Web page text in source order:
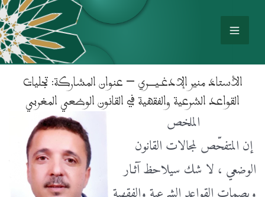
الأستاذ منير الإدغـيـــري – عنوان المشاركة: تجليات
القواعد الشرعية والفقهية في القانون الوضعي المغربي
الملخص
إن المتفحّص لمجالات القانون
الوضعي ، لا شك سيلاحظ آثـار